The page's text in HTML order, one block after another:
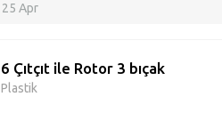
25 Apr
6 Çıtçıt ile Rotor 3 bıçak
Plastik